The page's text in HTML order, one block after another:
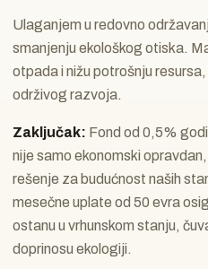
Ulaganjem u redovno
smanjenju ekološkog otiska.
otpada i nižu potrošnju
održivog razvoja.
Zaključak: Fond od 0,5%
nije samo ekonomski
rešenje za budućnost naših
mesečne uplate od 50 evra
ostanu u vrhunskom stanju,
doprinosu ekologiji.